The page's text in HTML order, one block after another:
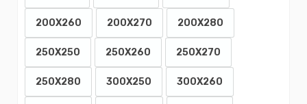
200X260 200X270 200X280
250X250 250X260 250X270
250X280 300X250 300X260